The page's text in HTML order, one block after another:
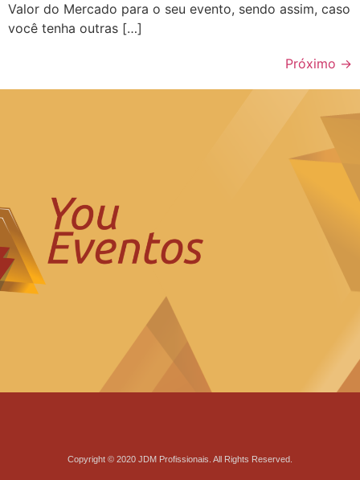
Valor do Mercado para o seu evento, sendo assim, caso
você tenha outras […]
Próximo →
Copyright © 2020 JDM Profissionais. All Rights Reserved.